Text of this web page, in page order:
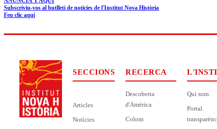
Subscriviu-vos al butlletí de notícies de l'Institut Nova Història
Feu clic aquí
SECCIONS
Articles
Notícies
RECERCA
Descoberta
d'Amèrica
Colom
Qui som
Portal